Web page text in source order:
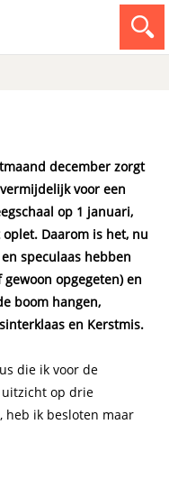
december zorgt
voor een
op 1 januari,
Daarom is het, nu
speculaas hebben
opgegeten) en
boom hangen,
en Kerstmis.
die ik voor de
op drie
heb ik besloten maar